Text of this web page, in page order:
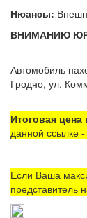
Нюансы:
ВНИМАНИЮ
Автомобиль
Гродно, ул.
Итоговая
данной ссылке -
Если Ваша
представитель